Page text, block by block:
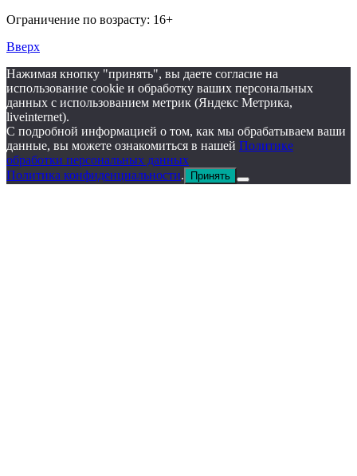
Ограничение по возрасту: 16+
Вверх
Нажимая кнопку "принять", вы даете согласие на
использование cookie и обработку ваших персональных
данных с использованием метрик (Яндекс Метрика,
liveinternet).
С подробной информацией о том, как мы обрабатываем ваши
данные, вы можете ознакомиться в нашей Политике
обработки персональных данных
Политика конфиденциальности. Принять